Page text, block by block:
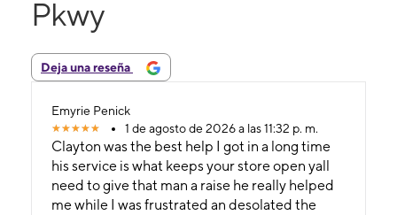
Pkwy
Deja una reseña
Emyrie Penick
1 de agosto de 2026 a las 11:32 p. m.
Clayton was the best help I got in a long time
his service is what keeps your store open yall
need to give that man a raise he really helped
me while I was frustrated an desolated the